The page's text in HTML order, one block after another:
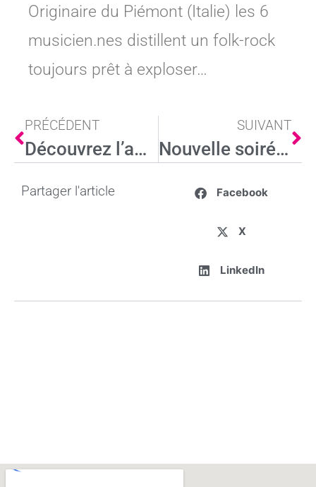
Originaire du Piémont (Italie) les 6
musicien.nes distillent un folk-rock
toujours prêt à exploser…
PRÉCÉDENT
Découvrez l’affiche de la Fête des Couleurs 2026
SUIVANT
Nouvelle soirée du jeudi – spécial Bastoun
Partager l'article Facebook
X
LinkedIn